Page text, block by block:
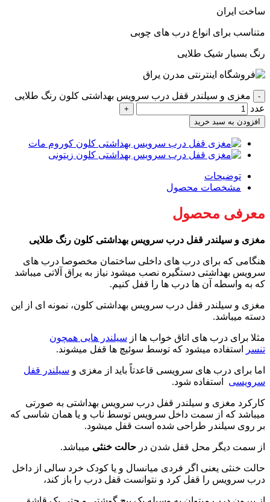
ساخت ایران
متناسب برای انواع درب های چوبی
رنگ بسیار شیک طلایی
مغزی و سیلندر قفل درب سرویس بهداشتی کلون رنگ طلایی
عدد
افزودن به سبد خرید
توضیحات
مشخصات محصول
معرفی محصول
مغزی و سیلندر قفل درب سرویس بهداشتی کلون رنگ طلایی
هنگامی که برای درب های داخلی ساختمان مخصوصا درب های
سرویس بهداشتی دستگیره نصب میشود نیاز به یراق آلاتی میباشد
که به واسطه آن ها درب ها را قفل کنیم.
مغزی و سیلندر قفل درب سرویس بهداشتی کلون، نمونه ای از این
دسته میباشد.
مثلا برای درب های اتاق خواب ها از سیلندر هایی همچون
تنسر
استفاده میشود که توسط سوئیچ ها قفل میشوند.
اما برای درب های سرویسی قاعدتاً باید از مغزی و سیلندر قفل
سرویسی استفاده شود.
کارکرد مغزی و سیلندر قفل درب سرویس بهداشتی به صورتی
میباشد که از سمت داخل سرویس توسط ناب و یا همان شاسی که
بر روی سیلندر طراحی شده است قفل میشود.
از سمت دیگر محل قفل شدن در حالت خنثی میباشد.
حالت خنثی یعنی اگر فردی میانسال و یا کودک خرد سالی از داخل
درب سرویس را قفل کرد و نتوانست قفل درب را باز کند،